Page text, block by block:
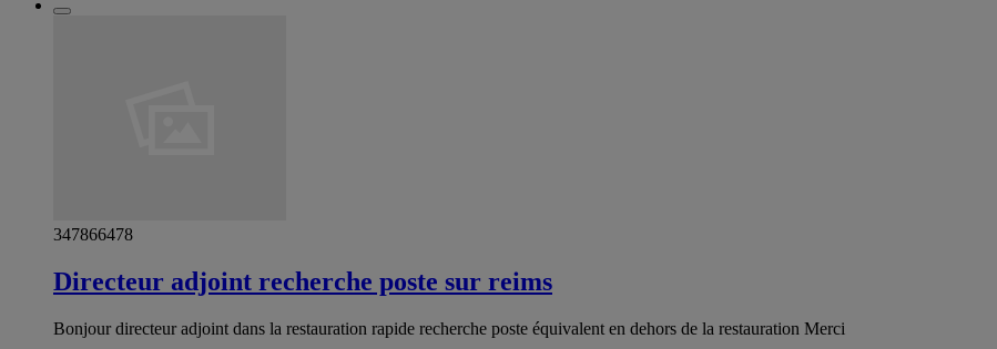
347866478
Directeur adjoint recherche poste sur reims
Bonjour directeur adjoint dans la restauration rapide recherche poste équivalent en dehors de la restauration Merci